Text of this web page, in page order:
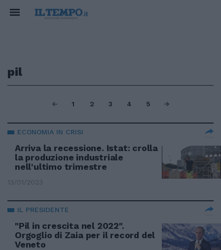
pil
1 2 3 4 5
ECONOMIA IN CRISI
Arriva la recessione. Istat: crolla
la produzione industriale
nell'ultimo trimestre
13/01/2023
IL PRESIDENTE
"Pil in crescita nel 2022".
Orgoglio di Zaia per il record del
Veneto